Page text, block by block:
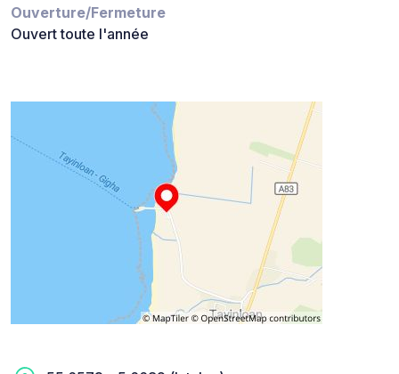
Ouverture/Fermeture
Ouvert toute l'année